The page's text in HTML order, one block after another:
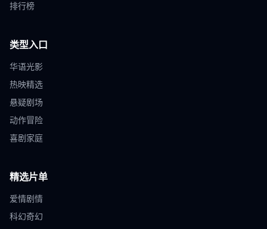
排行榜
类型入口
华语光影
热映精选
悬疑剧场
动作冒险
喜剧家庭
精选片单
爱情剧情
科幻奇幻